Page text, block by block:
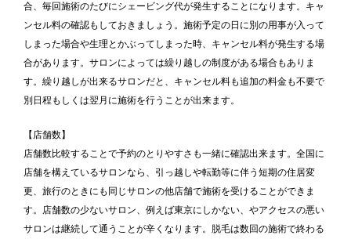
合、毎回施術のたびにシェービング代が発生することになります。キャ
ンセル料の確認もしておきましょう。施術予定の日に別の用事が入って
しまった場合や生理とかぶってしまった時、キャンセル料が発生する場
合があります。サロンによっては繰り越しの制度がある場合もありま
す。繰り越しが出来るサロンだと、キャンセル料も追加の料金も不要で
別日程もしくは翌月に施術を行うことが出来ます。
【店舗数】
店舗数比較することで予約のとりやすさも一緒に確認出来ます。全国に
店舗を構えているサロンなら、引っ越しや転勤等に伴う短期の住居変
更、旅行のときにも同じサロンの他店舗で施術を受けることができま
す。店舗数の少ないサロン、例えば東京にしかない、やアクセスの悪い
サロンは継続して通うことが辛くなります。脱毛は数回の施術で終わる